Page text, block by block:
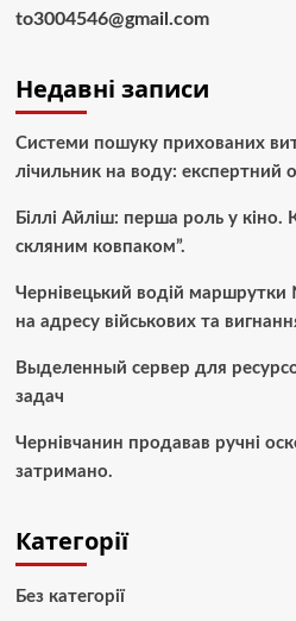
to3004546@gmail.com
Недавні записи
Системи пошуку прихованих
лічильник на воду: експертний
Біллі Айліш: перша роль у кіно.
скляним ковпаком”.
Чернівецький водій маршрутки
на адресу військових та
Выделенный сервер для
задач
Чернівчанин продавав ручні
затримано.
Категорії
Без категорії